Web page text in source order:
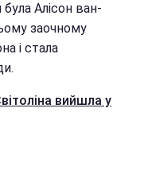
Алісон ван-
заочному
і стала
вийшла у